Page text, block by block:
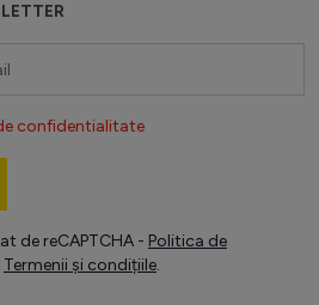
confidentialitate
de reCAPTCHA - Politica de
Termenii și condițiile.